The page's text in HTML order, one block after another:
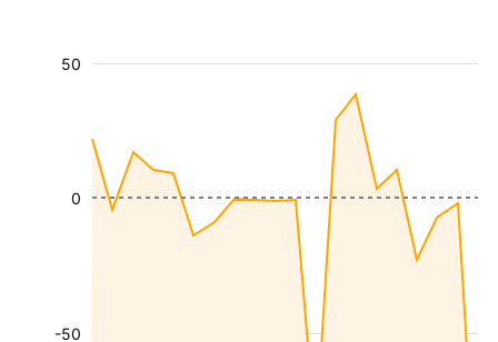
-50
50
0